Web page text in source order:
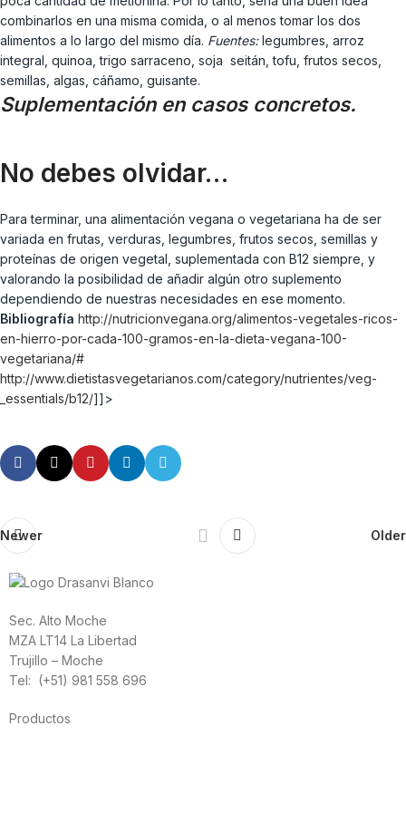
combinarlos en una misma comida, o al menos tomar los dos
alimentos a lo largo del mismo día. Fuentes:legumbres, arroz
integral, quinoa, trigo sarraceno, soja seitán, tofu, frutos secos,
semillas, algas, cáñamo, guisante.
Suplementación en casos concretos.
No debes olvidar…
Para terminar, una alimentación vegana o vegetariana ha de ser
variada en frutas, verduras, legumbres, frutos secos, semillas y
proteínas de origen vegetal, suplementada con B12 siempre, y
valorando la posibilidad de añadir algún otro suplemento
dependiendo de nuestras necesidades en ese momento.
Bibliografía http://nutricionvegana.org/alimentos-vegetales-ricos-
en-hierro-por-cada-100-gramos-en-la-dieta-vegana-100-
vegetariana/#
http://www.dietistasvegetarianos.com/category/nutrientes/veg-
_essentials/b12/]]>
Newer Older
Sec. Alto Moche
MZA LT14 La Libertad
Trujillo – Moche
Tel: (+51) 981 558 696
Productos